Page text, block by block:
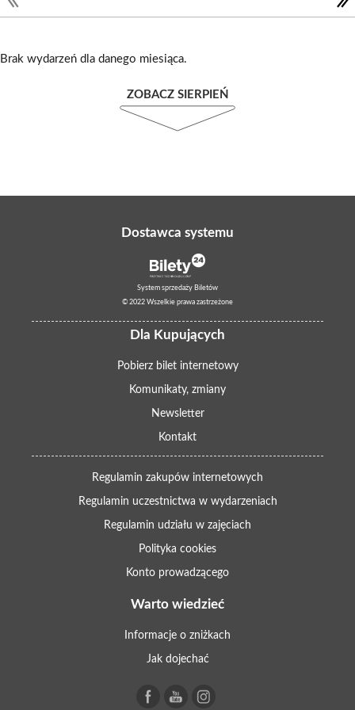
Brak wydarzeń dla danego miesiąca.
ZOBACZ SIERPIEŃ
Dostawca systemu
System sprzedaży Biletów
© 2022 Wszelkie prawa zastrzeżone
Dla Kupujących
Pobierz bilet internetowy
Komunikaty, zmiany
Newsletter
Kontakt
Regulamin zakupów internetowych
Regulamin uczestnictwa w wydarzeniach
Regulamin udziału w zajęciach
Polityka cookies
Konto prowadzącego
Warto wiedzieć
Informacje o zniżkach
Jak dojechać